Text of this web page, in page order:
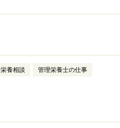
栄養相談 管理栄養士の仕事